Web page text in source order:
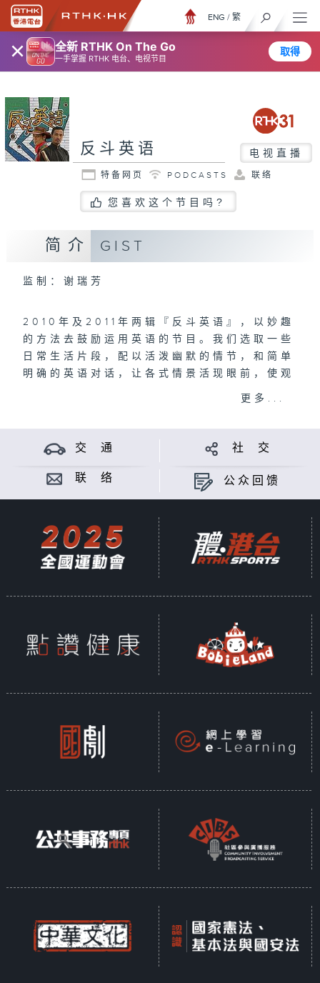
× 全新 RTHK On The Go
一手掌握 RTHK 电台、电视节目
取得
ENG / 繁
反斗英语 电视直播
特备网页 PODCASTS 联络
您喜欢这个节目吗?
简介 GIST
监制：谢瑞芳
2010年及2011年两辑『反斗英语』，以妙趣
的方法去鼓励运用英语的节目。我们选取一些
日常生活片段，配以活泼幽默的情节，和简单
明确的英语对话，让各式情景活现眼前，使观
Know What)，特别由中文大学英文系的教
授，加上林二汶担纲演出，指出一些常见的，
很多人也会犯的错误，让观众在实际运用时更
第二辑加入由泰山主演的职场环节 [做得又玩
得] (Work Hard Play Hard)，介绍不同
行业中有机会运用的英语； 另外一个也是由
泰山主持的 [敲地托] (How They Talk)
，会访问不同国籍的外国人，让他们指点如何
问人借钱、搭讪、拒绝等语句和词汇；亦会提
出一些平时没有留心的英语运用模式，帮助观
众以英语表达所思所想。
更多...
交 通 社 交
联 络 公众回馈